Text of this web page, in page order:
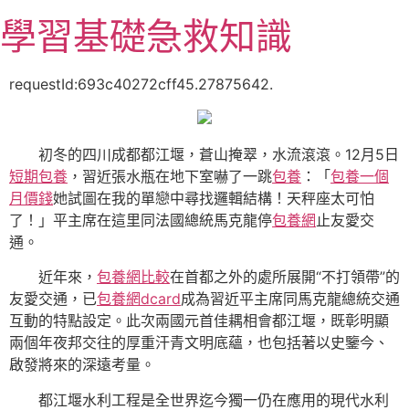
至
主
學習基礎急救知識
requestId:693c40272cff45.27875642.
初冬的四川成都都江堰，蒼山掩翠，水流滾滾。12月5日
短期包養 ，習近張水瓶在地下室嚇了一跳包養 ：「包養一個
月價錢她試圖在我的單戀中尋找邏輯結構！天秤座太可怕
了！」平主席在這里同法國總統馬克龍停包養網 止友愛交
通。
近年來， 包養網比較在首都之外的處所展開“不打領帶”的
友愛交通，已包養網dcard成為習近平主席同馬克龍總統交通
互動的特點設定。此次兩國元首佳耦相會都江堰，既彰明顯
兩個年夜邦交往的厚重汗青文明底蘊，也包括著以史鑒今、
啟發將來的深遠考量。
都江堰水利工程是全世界迄今獨一仍在應用的現代水利